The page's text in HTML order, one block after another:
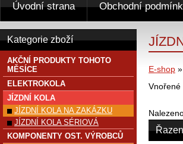
E-shop »
Vnořené
Kategorie zboží
AKČNÍ PRODUKTY TOHOTO
MĚSÍCE
ELEKTROKOLA
JÍZDNÍ KOLA
JÍZDNÍ KOLA NA ZAKÁZKU
JÍZDNÍ KOLA SÉRIOVÁ
KOMPONENTY OST. VÝROBCŮ
Úvodní strana Obchodní